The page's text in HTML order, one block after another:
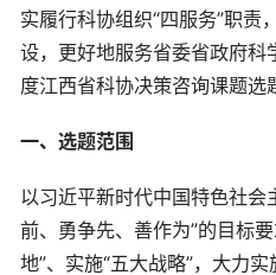
实履行科协组织“四服务”职责
设，更好地服务省委省政府
度江西省科协决策咨询课题选
一、选题范围
以习近平新时代中国特色社会
前、勇争先、善作为”的目标
地”、实施“五大战略”，大力